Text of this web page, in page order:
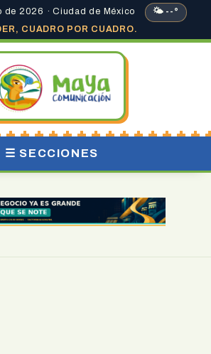
de 2026 · Ciudad de México
🌤 --°
CUADRO POR CUADRO.
☰ SECCIONES